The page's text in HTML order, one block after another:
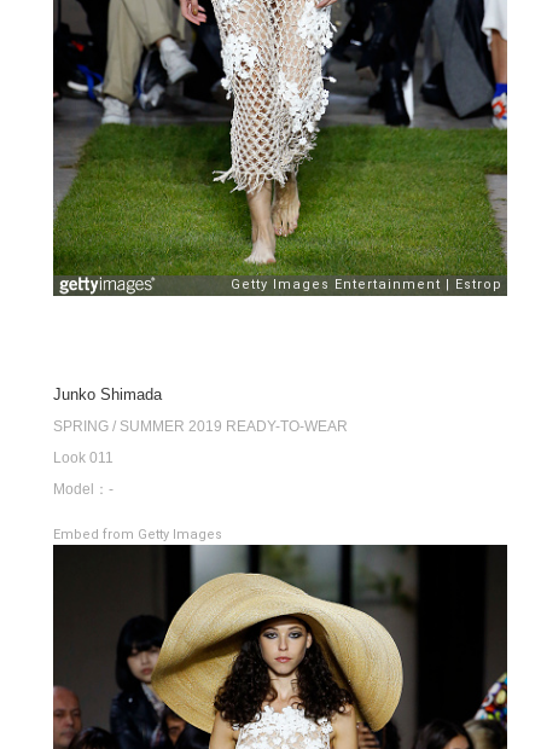
Junko Shimada
SPRING / SUMMER 2019 READY-TO-WEAR
Look 011
Model：-
Embed from Getty Images